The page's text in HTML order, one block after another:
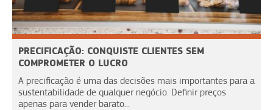
PRECIFICAÇÃO: CONQUISTE CLIENTES SEM
COMPROMETER O LUCRO
A precificação é uma das decisões mais importantes para a
sustentabilidade de qualquer negócio. Definir preços
apenas para vender barato...